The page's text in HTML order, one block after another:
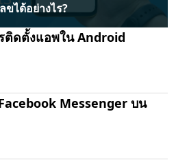
ได้อย่างไร?
ติดตั้งแอพใน Android
Messenger บน